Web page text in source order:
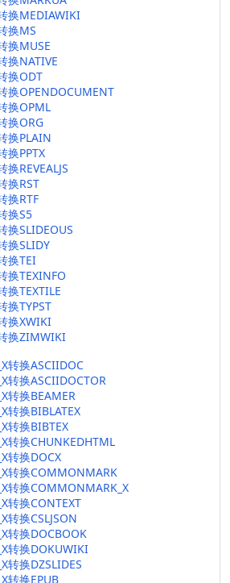
换MEDIAWIKI
换MS
换MUSE
换NATIVE
换ODT
换OPENDOCUMENT
换OPML
换ORG
换PLAIN
换PPTX
REVEALJS
换RST
换RTF
换S5
换SLIDEOUS
换SLIDY
换TEI
换TEXINFO
换TEXTILE
换TYPST
换XWIKI
换ZIMWIKI
转换ASCIIDOC
转换ASCIIDOCTOR
转换BEAMER
转换BIBLATEX
转换BIBTEX
转换CHUNKEDHTML
转换DOCX
转换COMMONMARK
转换COMMONMARK_X
转换CONTEXT
转换CSLJSON
转换DOCBOOK
转换DOKUWIKI
转换DZSLIDES
转换EPUB